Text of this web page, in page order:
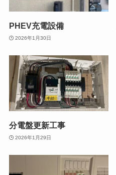
PHEV充電設備
2026年1月30日
分電盤更新工事
2026年1月29日